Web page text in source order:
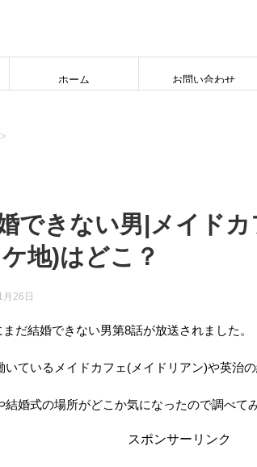
ホーム お問い合わせ
>
できない男|メイド
地)はどこ？
26日
だ結婚できない男第8話が放送されました。
いているメイドカフェ(メイドリアン)や英治
結婚式の場所がどこか気になったので調べて
スポンサーリンク